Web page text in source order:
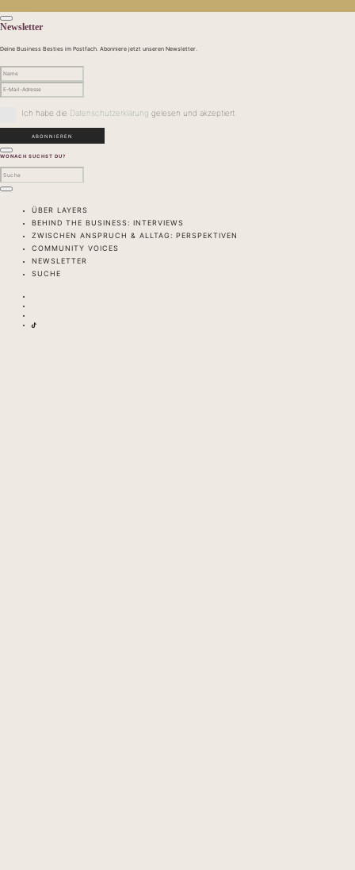
Newsletter
Deine Business Besties im Postfach. Abonniere jetzt unseren Newsletter.
Ich habe die Datenschutzerklärung gelesen und akzeptiert.
WONACH SUCHST DU?
ÜBER LAYERS
BEHIND THE BUSINESS: INTERVIEWS
ZWISCHEN ANSPRUCH & ALLTAG: PERSPEKTIVEN
COMMUNITY VOICES
NEWSLETTER
SUCHE